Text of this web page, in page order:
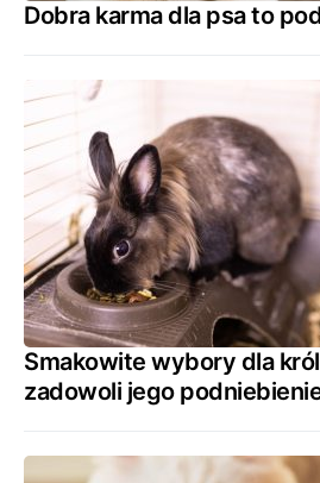
Dobra karma dla psa to
Smakowite wybory dla
zadowoli jego